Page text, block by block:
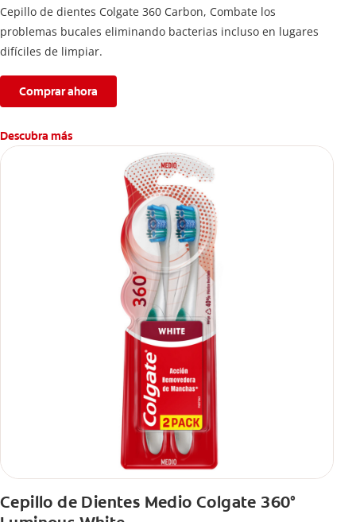
Cepillo de dientes Colgate 360 ​​Carbon, Combate los
problemas bucales eliminando bacterias incluso en lugares
difíciles de limpiar.
Comprar ahora
Descubra más
Cepillo de Dientes Medio Colgate 360°